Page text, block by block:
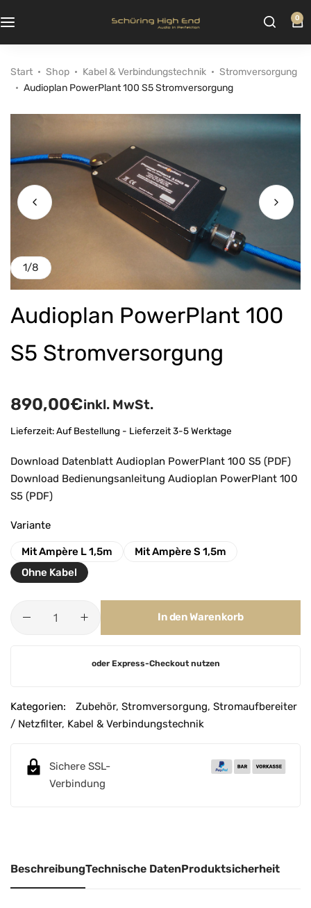
0
Start Shop Kabel & Verbindungstechnik
Stromversorgung
Audioplan PowerPlant 100 S5 Stromversorgung
1/8
Audioplan PowerPlant 100
S5 Stromversorgung
890,00€inkl. MwSt.
Lieferzeit:Auf Bestellung - Lieferzeit 3-5 Werktage
Download Datenblatt Audioplan PowerPlant 100 S5 (PDF)
Download Bedienungsanleitung Audioplan PowerPlant 100
S5 (PDF)
Variante
Mit Ampère L 1,5m
Mit Ampère S 1,5m
Ohne Kabel
In den Warenkorb
e
r
oder Express-Checkout nutzen
Kategorien: Zubehör, Stromversorgung, Stromaufbereiter
/ Netzfilter, Kabel & Verbindungstechnik
Sichere SSL-
Verbindung
BeschreibungTechnische DatenProduktsicherheit